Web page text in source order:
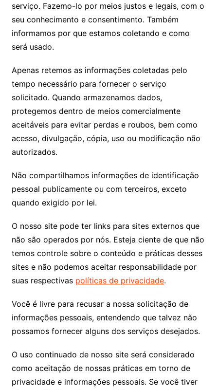
serviço. Fazemo-lo por meios justos e legais, com o
seu conhecimento e consentimento. Também
informamos por que estamos coletando e como
será usado.
Apenas retemos as informações coletadas pelo
tempo necessário para fornecer o serviço
solicitado. Quando armazenamos dados,
protegemos dentro de meios comercialmente
aceitáveis ​​para evitar perdas e roubos, bem como
acesso, divulgação, cópia, uso ou modificação não
autorizados.
Não compartilhamos informações de identificação
pessoal publicamente ou com terceiros, exceto
quando exigido por lei.
O nosso site pode ter links para sites externos que
não são operados por nós. Esteja ciente de que não
temos controle sobre o conteúdo e práticas desses
sites e não podemos aceitar responsabilidade por
suas respectivas políticas de privacidade.
Você é livre para recusar a nossa solicitação de
informações pessoais, entendendo que talvez não
possamos fornecer alguns dos serviços desejados.
O uso continuado de nosso site será considerado
como aceitação de nossas práticas em torno de
privacidade e informações pessoais. Se você tiver